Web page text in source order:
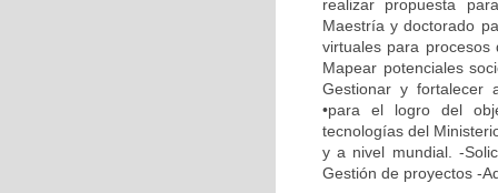
realizar propuesta
Maestría y doctorado
virtuales para procesos
Mapear potenciales
Gestionar y fortalecer
•para el logro del
tecnologías del
y a nivel mundial. -
Gestión de proyectos -